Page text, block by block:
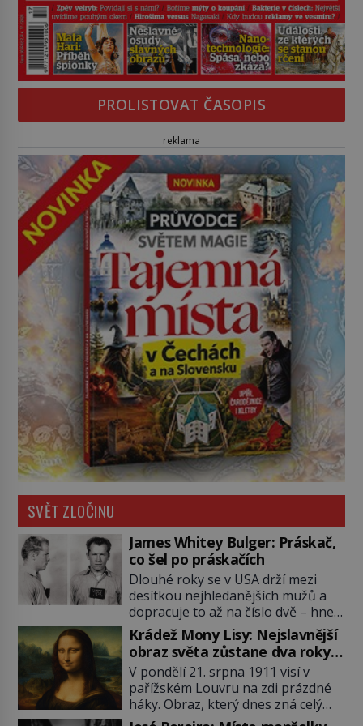
PROLISTOVAT ČASOPIS
reklama
SVĚT ZLOČINU
James Whitey Bulger: Práskač,
co šel po práskačích
Dlouhé roky se v USA drží mezi
desítkou nejhledanějších mužů a
dopracuje to až na číslo dvě – hned
po Usámovi bin Ládinovi (1957–
2011). To je James „Whitey“ Bulger
(1929–2018) viněný ze spoluúčasti
na 19 vraždách, vydírání a lichvy. A
samozřejmě, krom toho je ještě
drogový dealer, který neváhá
Krádež Mony Lisy: Nejslavnější
obraz světa zůstane dva roky
nezvěstný
V pondělí 21. srpna 1911 visí v
pařížském Louvru na zdi prázdné
háky. Obraz, který dnes zná celý
svět, je pryč. Zpočátku si nikdo